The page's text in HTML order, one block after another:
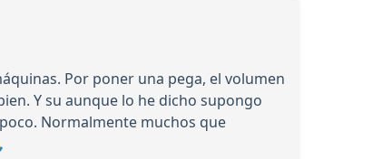
Por poner una pega, el volumen
Y su aunque lo he dicho supongo
Normalmente muchos que